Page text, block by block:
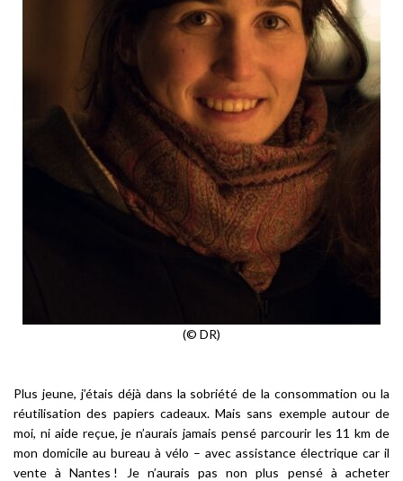
(© DR)
Plus jeune, j’étais déjà dans la sobriété de la consommation ou la
réutilisation des papiers cadeaux. Mais sans exemple autour de
moi, ni aide reçue, je n’aurais jamais pensé parcourir les 11 km de
mon domicile au bureau à vélo – avec assistance électrique car il
vente à Nantes ! Je n’aurais pas non plus pensé à acheter